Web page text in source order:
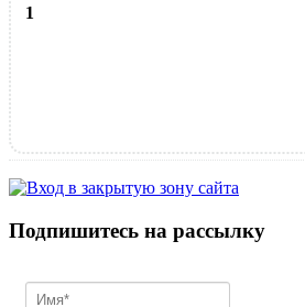
1
Подпишитесь на рассылку